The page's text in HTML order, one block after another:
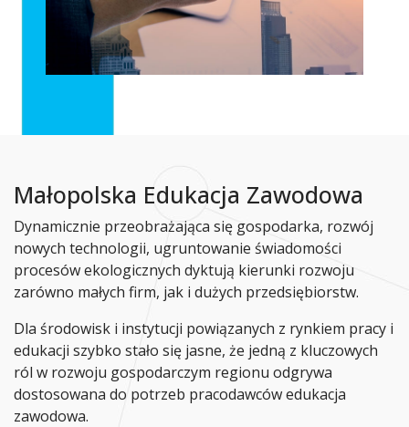
Małopolska Edukacja Zawodowa
Dynamicznie przeobrażająca się gospodarka, rozwój
nowych technologii, ugruntowanie świadomości
procesów ekologicznych dyktują kierunki rozwoju
zarówno małych firm, jak i dużych przedsiębiorstw.
Dla środowisk i instytucji powiązanych z rynkiem pracy i
edukacji szybko stało się jasne, że jedną z kluczowych
ról w rozwoju gospodarczym regionu odgrywa
dostosowana do potrzeb pracodawców edukacja
zawodowa.